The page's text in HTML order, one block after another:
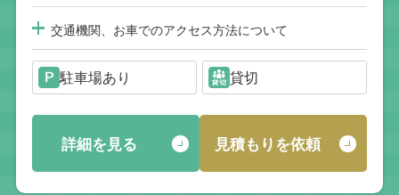
交通機関、お車でのアクセス方法について
駐車場あり 貸切
詳細を見る 見積もりを依頼